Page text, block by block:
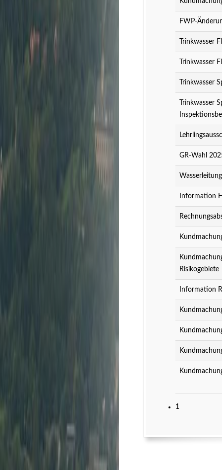
FWP-
Trinkwasser
Trinkwasser
Trinkwasser
Trinkwasser
GR-Wahl
Information
Risikogebiete
Information
1